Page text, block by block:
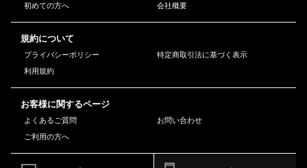
初めての方へ 会社概要
規約について
プライバシーポリシー
特定商取引法に基づく表示
利用規約
お客様に関するページ
よくあるご質問
お問い合わせ
ご利用の方へ